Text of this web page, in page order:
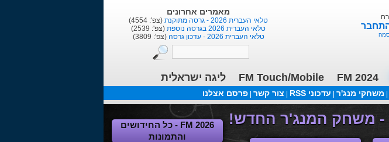
מאמרים אחרונים
טלאי העברית 2026 - גרסה מתוקנת
(צפ': 4554)
טלאי העברית 2026 בגרסה נוספת
(צפ': 2539)
טלאי העברית 2026 - עדכון גרסה
(צפ': 3809)
FM 2024
FM Touch/Mobile
ליגה ישראלית
משחקי מנג'ר עדכוני RSS צור קשר פרסם אצלנו
FM 2026 - כל החידושים
והתמונות